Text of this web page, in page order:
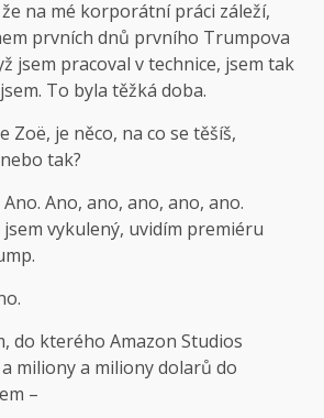
na mé korporátní práci záleží,
prvních dnů prvního Trumpova
jsem pracoval v technice, jsem tak
To byla těžká doba.
Zoë, je něco, na co se těšíš,
tak?
Ano. Ano, ano, ano, ano, ano.
vykulený, uvidím premiéru
do kterého Amazon Studios
miliony a miliony dolarů do
–